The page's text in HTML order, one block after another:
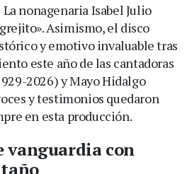
nonagenaria Isabel Julio
Asimismo, el disco
y emotivo invaluable tras
este año de las cantadoras
2026) y Mayo Hidalgo
y testimonios quedaron
en esta producción.
vanguardia con